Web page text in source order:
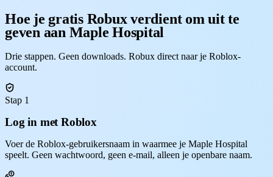
Hoe je gratis Robux verdient om uit te
geven aan Maple Hospital
Drie stappen. Geen downloads. Robux direct naar je Roblox-
account.
Stap 1
Log in met Roblox
Voer de Roblox-gebruikersnaam in waarmee je Maple Hospital
speelt. Geen wachtwoord, geen e-mail, alleen je openbare naam.